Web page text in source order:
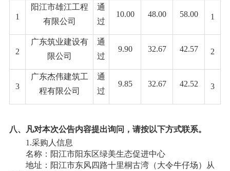
1
阳江市雄江工程
有限公司
通
过
10.00 48.00 58.00 1
2
广东筑业建设有
限公司
通
过
9.90 32.67 42.57 2
3
广东杰伟建筑工
程有限公司
通
过
9.85 32.67 42.52 3
八、凡对本次公告内容提出询问，请按以下方式联系。
1.采购人信息
名称：阳江市阳东区绿美生态促进中心
地址：阳江市东风四路十里桐古湾（大令牛仔场）从